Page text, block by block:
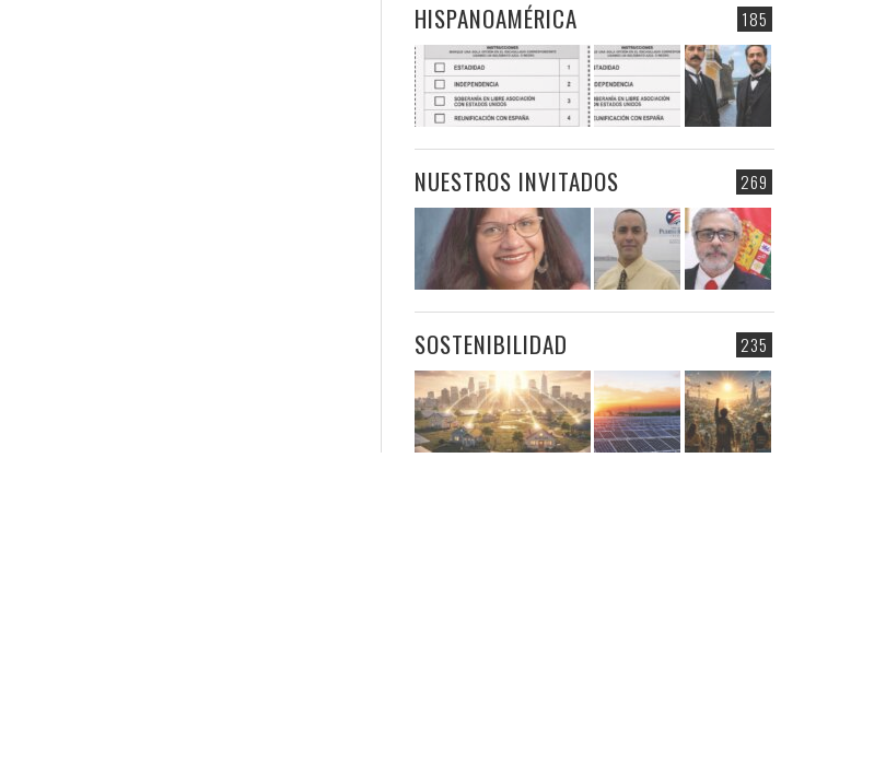
185
HISPANOAMÉRICA
269
NUESTROS INVITADOS
235
SOSTENIBILIDAD